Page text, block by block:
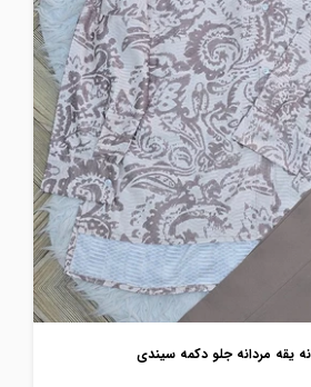
یقه مردانه جلو دکمه سیندی